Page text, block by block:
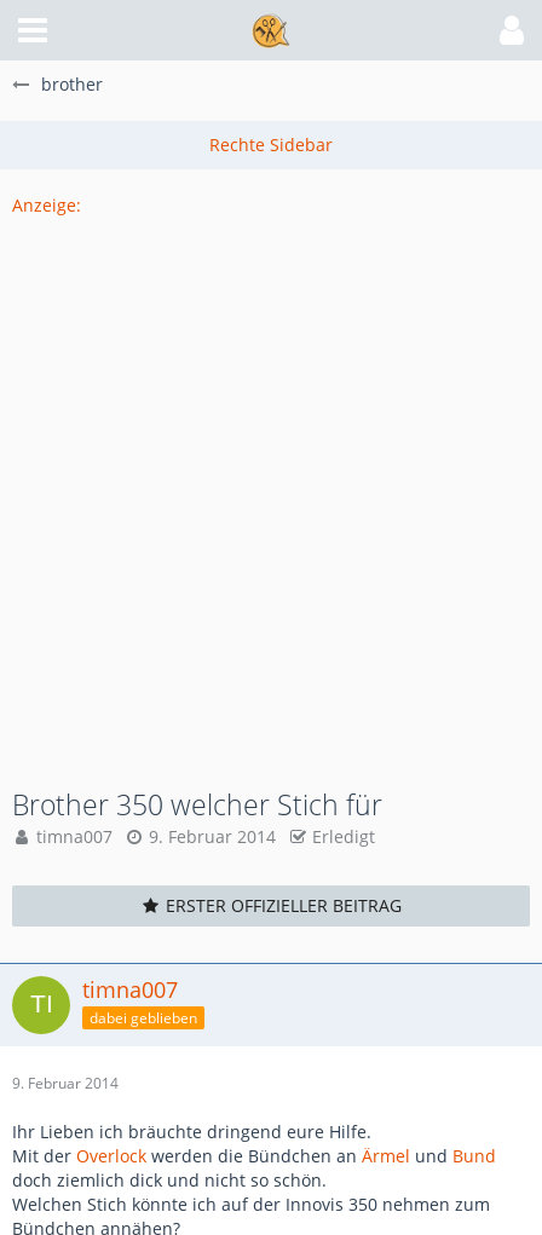
brother
Anzeige:
Brother 350 welcher Stich für
timna007 9. Februar 2014 Erledigt
ERSTER OFFIZIELLER BEITRAG
timna007
dabei geblieben
9. Februar 2014
Ihr Lieben ich bräuchte dringend eure Hilfe.
Mit der Overlock werden die Bündchen an Ärmel und Bund
doch ziemlich dick und nicht so schön.
Welchen Stich könnte ich auf der Innovis 350 nehmen zum
Bündchen annähen?